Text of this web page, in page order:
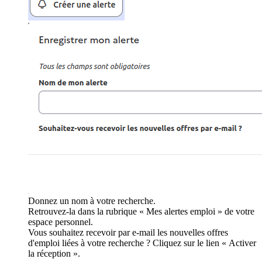
Donnez un nom à votre recherche.
Retrouvez-la dans la rubrique « Mes alertes emploi » de votre
espace personnel.
Vous souhaitez recevoir par e-mail les nouvelles offres
d'emploi liées à votre recherche ? Cliquez sur le lien « Activer
la réception ».